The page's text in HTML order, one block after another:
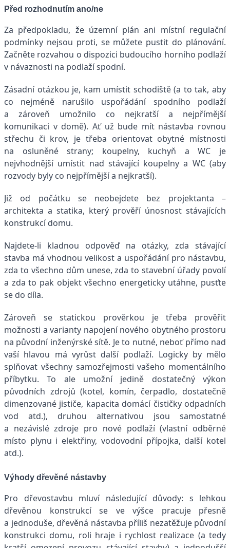
Před rozhodnutím ano/ne
Za předpokladu, že územní plán ani místní regulační
podmínky nejsou proti, se můžete pustit do plánování.
Začněte rozvahou o dispozici budoucího horního podlaží
v návaznosti na podlaží spodní.
Zásadní otázkou je, kam umístit schodiště (a to tak, aby
co nejméně narušilo uspořádání spodního podlaží
a zároveň umožnilo co nejkratší a nejpřímější
komunikaci v domě). Ať už bude mít nástavba rovnou
střechu či krov, je třeba orientovat obytné místnosti
na osluněné strany; koupelny, kuchyň a WC je
nejvhodnější umístit nad stávající koupelny a WC (aby
rozvody byly co nejpřímější a nejkratší).
Již od počátku se neobejdete bez projektanta –
architekta a statika, který prověří únosnost stávajících
konstrukcí domu.
Najdete-li kladnou odpověď na otázky, zda stávající
stavba má vhodnou velikost a uspořádání pro nástavbu,
zda to všechno dům unese, zda to stavební úřady povolí
a zda to pak objekt všechno energeticky utáhne, pusťte
se do díla.
Zároveň se statickou prověrkou je třeba prověřit
možnosti a varianty napojení nového obytného prostoru
na původní inženýrské sítě. Je to nutné, neboť přímo nad
vaší hlavou má vyrůst další podlaží. Logicky by mělo
splňovat všechny samozřejmosti vašeho momentálního
příbytku. To ale umožní jedině dostatečný výkon
původních zdrojů (kotel, komín, čerpadlo, dostatečně
dimenzované jističe, kapacita domácí čističky odpadních
vod atd.), druhou alternativou jsou samostatné
a nezávislé zdroje pro nové podlaží (vlastní odběrné
místo plynu i elektřiny, vodovodní přípojka, další kotel
atd.).
Výhody dřevěné nástavby
Pro dřevostavbu mluví následující důvody: s lehkou
dřevěnou konstrukcí se ve výšce pracuje přesně
a jednoduše, dřevěná nástavba příliš nezatěžuje původní
konstrukci domu, roli hraje i rychlost realizace (a tedy